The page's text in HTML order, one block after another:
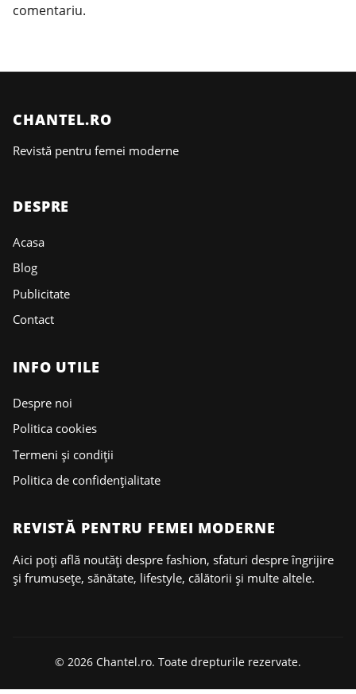
comentariu.
CHANTEL.RO
Revistă pentru femei moderne
DESPRE
Acasa
Blog
Publicitate
Contact
INFO UTILE
Despre noi
Politica cookies
Termeni și condiții
Politica de confidențialitate
REVISTĂ PENTRU FEMEI MODERNE
Aici poți află noutăți despre fashion, sfaturi despre îngrijire
și frumusețe, sănătate, lifestyle, călătorii și multe altele.
© 2026 Chantel.ro. Toate drepturile rezervate.